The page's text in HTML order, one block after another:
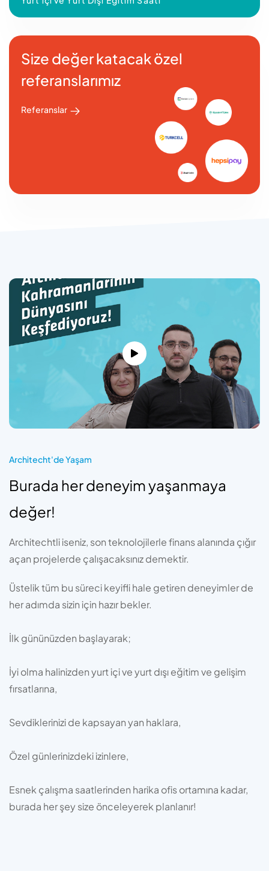
Size değer katacak özel
referanslarımız
Referanslar
Architecht'de Yaşam
Burada her deneyim yaşanmaya
değer!
Architechtli iseniz, son teknolojilerle finans alanında çığır
açan projelerde çalışacaksınız demektir.
Üstelik tüm bu süreci keyifli hale getiren deneyimler de
her adımda sizin için hazır bekler.
İlk gününüzden başlayarak;
İyi olma halinizden yurt içi ve yurt dışı eğitim ve gelişim
fırsatlarına,
Sevdiklerinizi de kapsayan yan haklara,
Özel günlerinizdeki izinlere,
Esnek çalışma saatlerinden harika ofis ortamına kadar,
burada her şey size önceleyerek planlanır!